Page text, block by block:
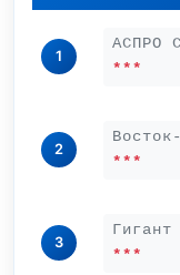
1
АСПРО
***
2
***
3
***